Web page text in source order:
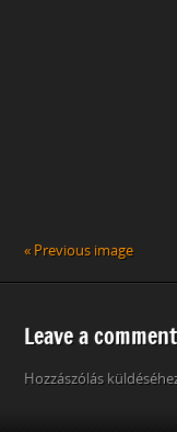
« Previous image
Leave a comment
Hozzászólás